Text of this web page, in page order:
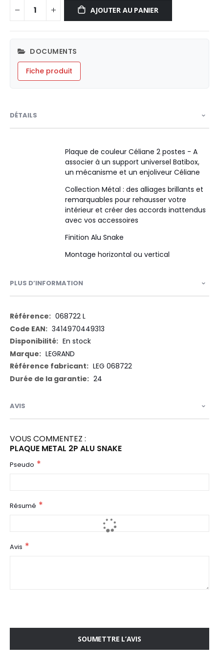
AJOUTER AU PANIER
DOCUMENTS
Fiche produit
DÉTAILS
Plaque de couleur Céliane 2 postes - A
associer à un support universel Batibox,
un mécanisme et un enjoliveur Céliane
Collection Métal : des alliages brillants et
remarquables pour rehausser votre
intérieur et créer des accords inattendus
avec vos accessoires
Finition Alu Snake
Montage horizontal ou vertical
PLUS D’INFORMATION
Plus
d’information
068722 L
3414970449313
En stock
LEGRAND
LEG 068722
24
AVIS
VOUS COMMENTEZ :
PLAQUE METAL 2P ALU SNAKE
Pseudo
Résumé
Avis
SOUMETTRE L’AVIS